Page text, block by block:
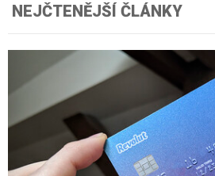
NEJČTENĚJŠÍ ČLÁNKY